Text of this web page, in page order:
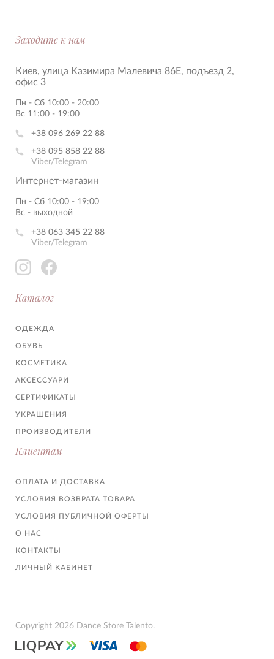
Заходите к нам
Киев, улица Казимира Малевича 86Е, подъезд 2,
офис 3
Пн - Сб 10:00 - 20:00
Вс 11:00 - 19:00
+38 096 269 22 88
+38 095 858 22 88
Viber/Telegram
Интернет-магазин
Пн - Сб 10:00 - 19:00
Вс - выходной
+38 063 345 22 88
Viber/Telegram
Каталог
ОДЕЖДА
ОБУВЬ
КОСМЕТИКА
АКСЕССУАРИ
СЕРТИФИКАТЫ
УКРАШЕНИЯ
ПРОИЗВОДИТЕЛИ
Клиентам
ОПЛАТА И ДОСТАВКА
УСЛОВИЯ ВОЗВРАТА ТОВАРА
УСЛОВИЯ ПУБЛИЧНОЙ ОФЕРТЫ
О НАС
КОНТАКТЫ
ЛИЧНЫЙ КАБИНЕТ
Copyright 2026 Dance Store Talento.